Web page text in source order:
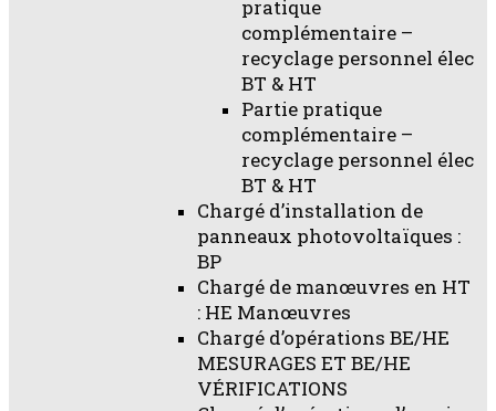
pratique
complémentaire –
recyclage personnel élec
BT & HT
Partie pratique
complémentaire –
recyclage personnel élec
BT & HT
Chargé d’installation de
panneaux photovoltaïques :
BP
Chargé de manœuvres en HT
: HE Manœuvres
Chargé d’opérations BE/HE
MESURAGES ET BE/HE
VÉRIFICATIONS